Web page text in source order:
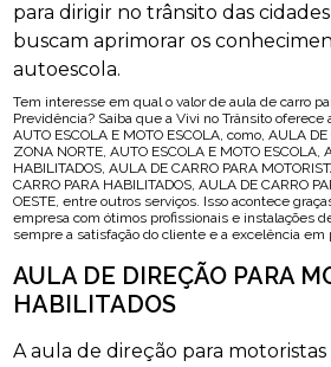
para dirigir no trânsito das cidades
buscam aprimorar os
autoescola.
Tem interesse em qual o valor de aula de carro
Previdência? Saiba que a Vivi no Trânsito
AUTO ESCOLA E MOTO ESCOLA, como, AULA
ZONA NORTE, AUTO ESCOLA E MOTO ESCOLA,
HABILITADOS, AULA DE CARRO PARA
CARRO PARA HABILITADOS, AULA DE CARRO
OESTE, entre outros serviços. Isso acontece
empresa com ótimos profissionais e instalações
sempre a satisfação do cliente e a excelência em
AULA DE DIREÇÃO PARA
HABILITADOS
A aula de direção para